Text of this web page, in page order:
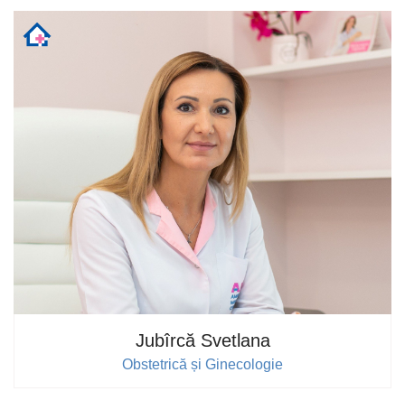
Jubîrcă Svetlana
Obstetrică și Ginecologie